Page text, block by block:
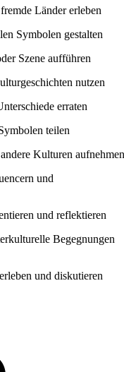
Länder erleben
Symbolen gestalten
Szene aufführen
nutzen
erraten
teilen
Kulturen aufnehmen
und
und reflektieren
Begegnungen
und diskutieren